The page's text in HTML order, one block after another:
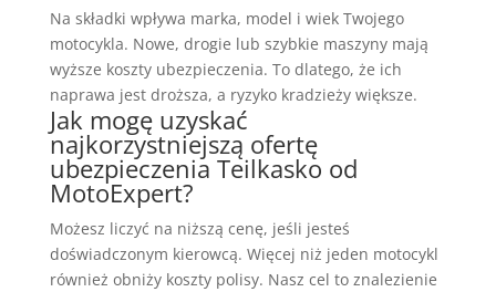
Na składki wpływa marka, model i wiek Twojego
motocykla. Nowe, drogie lub szybkie maszyny mają
wyższe koszty ubezpieczenia. To dlatego, że ich
naprawa jest droższa, a ryzyko kradzieży większe.
Jak mogę uzyskać
najkorzystniejszą ofertę
ubezpieczenia Teilkasko od
MotoExpert?
Możesz liczyć na niższą cenę, jeśli jesteś
doświadczonym kierowcą. Więcej niż jeden motocykl
również obniży koszty polisy. Nasz cel to znalezienie